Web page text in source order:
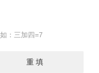
：三加四=7